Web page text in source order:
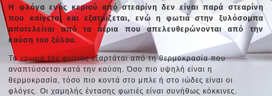
Η φλόγα ενός κεριού από στεαρίνη δεν είναι παρά στεαρίνη
που καίγεται και εξατμίζεται, ενώ η φωτιά στην ξυλόσομπα
αποτελείται από τα αέρια που απελευθερώνονται από την
καύση του ξύλου.
Το χρώμα της φωτιάς εξαρτάται από τη θερμοκρασία που
αναπτύσσεται κατά την καύση. Όσο πιο υψηλή είναι η
θερμοκρασία, τόσο πιο κοντά στο μπλε ή στο ιώδες είναι οι
φλόγες. Οι χαμηλής έντασης φωτιές είναι συνήθως κόκκινες.